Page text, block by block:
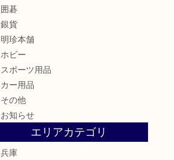
囲碁
銀貨
明珍本舗
ホビー
スポーツ用品
カー用品
その他
お知らせ
エリアカテゴリ
兵庫